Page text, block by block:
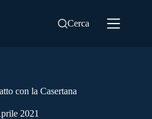
Cerca
con la Casertana
2021